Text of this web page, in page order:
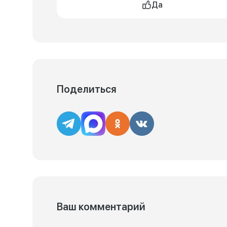
Да
Поделиться
Ваш комментарий